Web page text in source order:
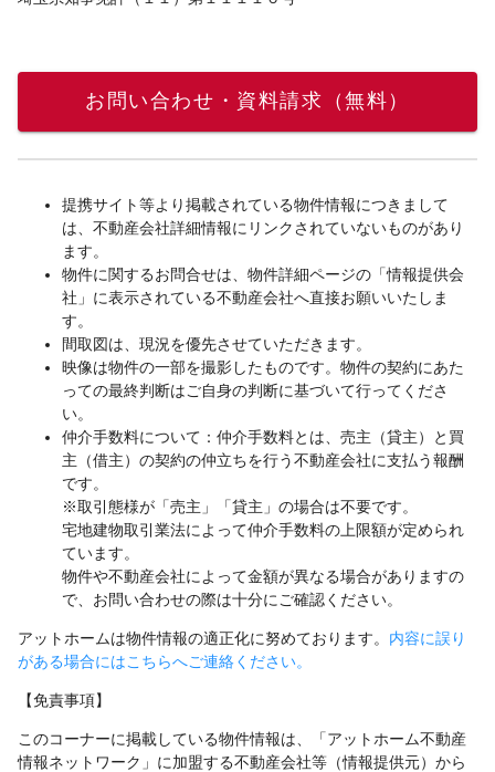
お問い合わせ・資料請求（無料）
提携サイト等より掲載されている物件情報につきまして
は、不動産会社詳細情報にリンクされていないものがあり
ます。
物件に関するお問合せは、物件詳細ページの「情報提供会
社」に表示されている不動産会社へ直接お願いいたしま
す。
間取図は、現況を優先させていただきます。
映像は物件の一部を撮影したものです。物件の契約にあた
っての最終判断はご自身の判断に基づいて行ってくださ
い。
仲介手数料について：仲介手数料とは、売主（貸主）と買
主（借主）の契約の仲立ちを行う不動産会社に支払う報酬
です。
※取引態様が「売主」「貸主」の場合は不要です。
宅地建物取引業法によって仲介手数料の上限額が定められ
ています。
物件や不動産会社によって金額が異なる場合がありますの
で、お問い合わせの際は十分にご確認ください。
アットホームは物件情報の適正化に努めております。 内容に誤り
がある場合にはこちらへご連絡ください。
【免責事項】
このコーナーに掲載している物件情報は、「アットホーム不動産
情報ネットワーク」に加盟する不動産会社等（情報提供元）から